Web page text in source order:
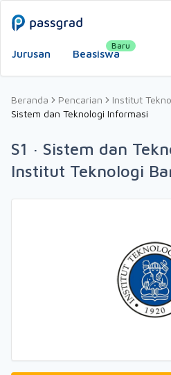
Jurusan Beasiswa
Baru
Beranda Pencarian
Institut
Sistem dan Teknologi Informasi
S1 · Sistem dan
Institut Teknologi